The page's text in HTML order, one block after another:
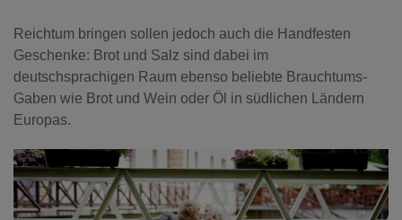
Reichtum bringen sollen jedoch auch die Handfesten
Geschenke: Brot und Salz sind dabei im
deutschsprachigen Raum ebenso beliebte Brauchtums-
Gaben wie Brot und Wein oder Öl in südlichen Ländern
Europas.